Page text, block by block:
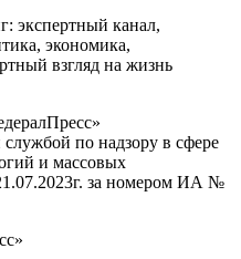
экспертный канал,
экономика,
взгляд на жизнь
по надзору в сфере
и массовых
за номером ИА №